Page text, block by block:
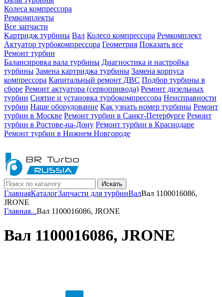
Колеса компрессора
Ремкомплекты
Все запчасти
Картридж турбины Вал Колесо компрессора Ремкомплект
Актуатор турбокомпрессора Геометрия Показать все
Ремонт турбин
Балансировка вала турбины Диагностика и настройка
турбины Замена картриджа турбины Замена корпуса
компрессора Капитальный ремонт ДВС Подбор турбины в
сборе Ремонт актуатора (сервопривода) Ремонт дизельных
турбин Снятие и установка турбокомпрессора Неисправности
турбин Наше оборудование Как узнать номер турбины Ремонт
турбин в Москве Ремонт турбин в Санкт-Петербурге Ремонт
турбин в Ростове-на-Дону Ремонт турбин в Краснодаре
Ремонт турбин в Нижнем Новгороде
Искать
ГлавнаяКаталогЗапчасти для турбинВалВал 1100016086,
JRONE
Главная...Вал 1100016086, JRONE
Вал 1100016086, JRONE